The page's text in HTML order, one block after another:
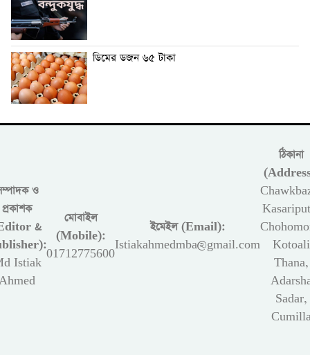
ডিমের ডজন ৬৫ টাকা
ও
প্রকাশক
&
Istiak
মোবাইল
(Mobile):
01712775600
ইমেইল (Email):
Istiakahmedmba@gmail.com
ঠিকানা
Kotoali
Thana,
Sadar,